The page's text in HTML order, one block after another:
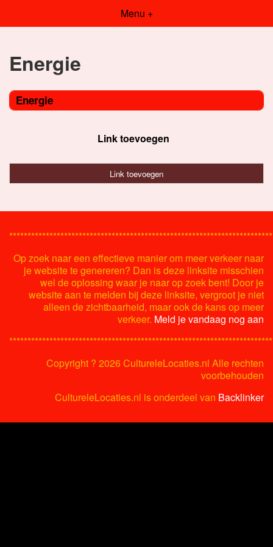
Menu +
Energie
Energie
Link toevoegen
Link toevoegen
Op zoek naar een effectieve manier om meer verkeer naar
je website te genereren? Dan is deze linksite misschien
wel de oplossing waar je naar op zoek bent! Door je
website aan te melden bij deze linksite, vergroot je niet
alleen de zichtbaarheid, maar ook de kans op meer
verkeer. Meld je vandaag nog aan
Copyright ? 2026 CultureleLocaties.nl Alle rechten
voorbehouden
CultureleLocaties.nl is onderdeel van Backlinker